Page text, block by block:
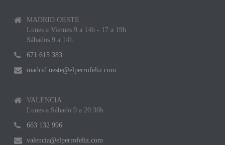
MADRID OESTE
Lunes a Viernes 9 a 14h - 17 a 19h
Sábados 9 a 14h
671 615 383
madrid.oeste@elperrofeliz.com
VALENCIA
Lunes a Sábado 9 a 20:30h
663 132 996
valencia@elperrofeliz.com